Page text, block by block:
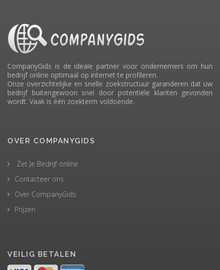
CompanyGids is de ideale partner voor ondernemers om hun
bedrijf online optimaal op internet te profileren.
Onze overzichtelijke en snelle zoekstructuur garanderen dat uw
bedrijf buitengewoon snel door potentiële klanten gevonden
wordt. Vaak is één zoekterm voldoende.
OVER COMPANYGIDS
Zet Je Bedrijf online
Contacteer ons
Over CompanyGids
Prijzen
VEILIG BETALEN